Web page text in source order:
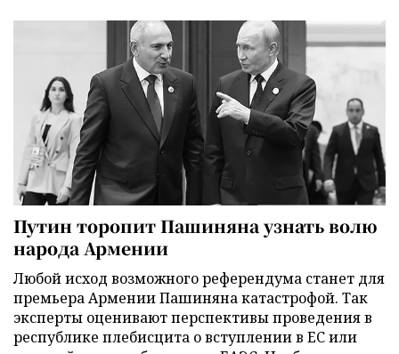
Путин торопит Пашиняна узнать волю
народа Армении
Любой исход возможного референдума станет для
премьера Армении Пашиняна катастрофой. Так
эксперты оценивают перспективы проведения в
республике плебисцита о вступлении в ЕС или